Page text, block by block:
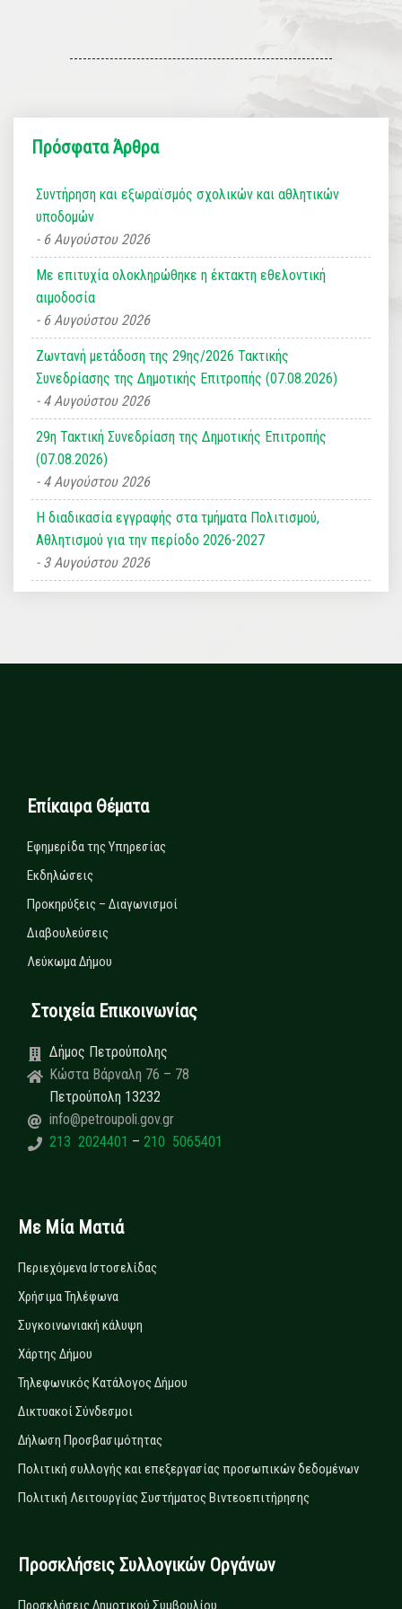
Πρόσφατα Άρθρα
Συντήρηση και εξωραϊσμός σχολικών και αθλητικών
υποδομών
6 Αυγούστου 2026
Με επιτυχία ολοκληρώθηκε η έκτακτη εθελοντική
αιμοδοσία
6 Αυγούστου 2026
Ζωντανή μετάδοση της 29ης/2026 Τακτικής
Συνεδρίασης της Δημοτικής Επιτροπής (07.08.2026)
4 Αυγούστου 2026
29η Τακτική Συνεδρίαση της Δημοτικής Επιτροπής
(07.08.2026)
4 Αυγούστου 2026
Η διαδικασία εγγραφής στα τμήματα Πολιτισμού,
Αθλητισμού για την περίοδο 2026-2027
3 Αυγούστου 2026
Επίκαιρα Θέματα
Εφημερίδα της Υπηρεσίας
Εκδηλώσεις
Προκηρύξεις – Διαγωνισμοί
Διαβουλεύσεις
Λεύκωμα Δήμου
Στοιχεία Επικοινωνίας
Δήμος Πετρούπολης
Κώστα Βάρναλη 76 – 78
Πετρούπολη 13232
info@petroupoli.gov.gr
213 2024401 – 210 5065401
Με Μία Ματιά
Περιεχόμενα Ιστοσελίδας
Χρήσιμα Τηλέφωνα
Συγκοινωνιακή κάλυψη
Χάρτης Δήμου
Τηλεφωνικός Κατάλογος Δήμου
Δικτυακοί Σύνδεσμοι
Δήλωση Προσβασιμότητας
Πολιτική συλλογής και επεξεργασίας προσωπικών δεδομένων
Πολιτική Λειτουργίας Συστήματος Βιντεοεπιτήρησης
Προσκλήσεις Συλλογικών Οργάνων
Προσκλήσεις Δημοτικού Συμβουλίου